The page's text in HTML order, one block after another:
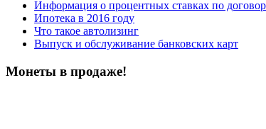
Информация о процентных ставках по
Ипотека в 2016 году
Что такое автолизинг
Выпуск и обслуживание банковских карт
Монеты в продаже!